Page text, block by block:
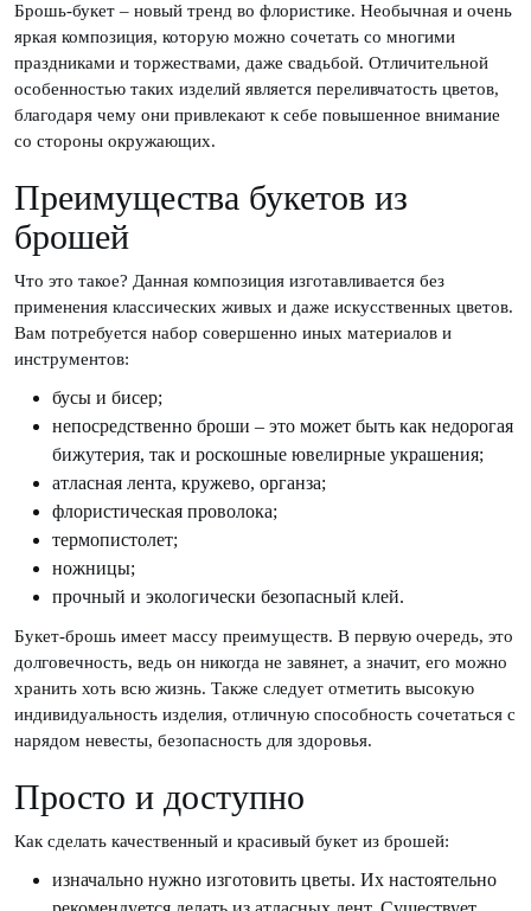
Брошь-букет – новый тренд во флористике. Необычная и очень
яркая композиция, которую можно сочетать со многими
праздниками и торжествами, даже свадьбой. Отличительной
особенностью таких изделий является переливчатость цветов,
благодаря чему они привлекают к себе повышенное внимание
со стороны окружающих.
Преимущества букетов из
брошей
Что это такое? Данная композиция изготавливается без
применения классических живых и даже искусственных цветов.
Вам потребуется набор совершенно иных материалов и
инструментов:
бусы и бисер;
непосредственно броши – это может быть как недорогая
бижутерия, так и роскошные ювелирные украшения;
атласная лента, кружево, органза;
флористическая проволока;
термопистолет;
ножницы;
прочный и экологически безопасный клей.
Букет-брошь имеет массу преимуществ. В первую очередь, это
долговечность, ведь он никогда не завянет, а значит, его можно
хранить хоть всю жизнь. Также следует отметить высокую
индивидуальность изделия, отличную способность сочетаться с
нарядом невесты, безопасность для здоровья.
Просто и доступно
Как сделать качественный и красивый букет из брошей:
изначально нужно изготовить цветы. Их настоятельно